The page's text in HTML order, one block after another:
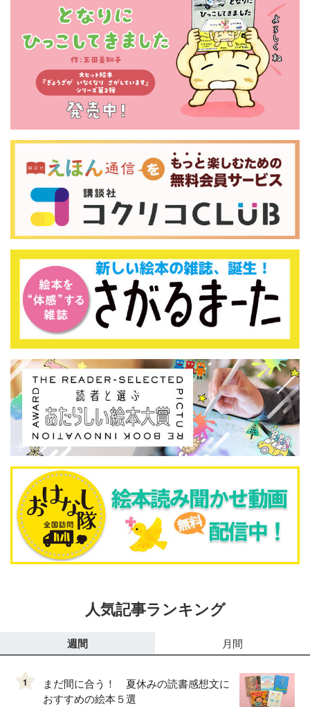
人気記事ランキング
週間 月間
1
まだ間に合う！ 夏休みの読書感想文に
おすすめの絵本５選